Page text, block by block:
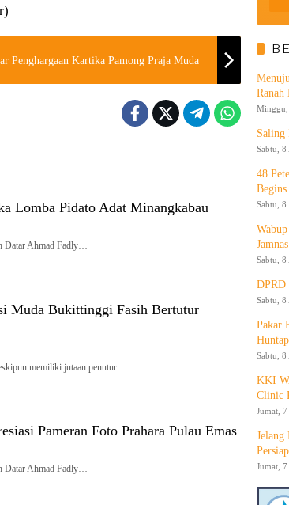
Penghargaan Kartika Pamong Praja Muda
Lomba Pidato Adat Minangkabau
Ahmad Fadly…
Muda Bukittinggi Fasih Bertutur
memiliki jutaan penutur…
Pameran Foto Prahara Pulau Emas
Datar Ahmad Fadly…
Ranah
Minggu,
Saling
Sabtu, 8
48
Sabtu, 8
Sabtu, 8
DPRD
Sabtu, 8
Pakar
Sabtu, 8
KKI
Clinic
Jumat,
Jelang
Jumat,